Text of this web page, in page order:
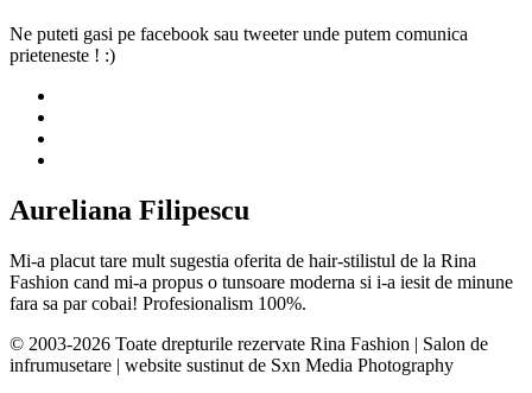
Ne puteti gasi pe facebook sau tweeter unde putem comunica
prieteneste ! :)
Aureliana Filipescu
Mi-a placut tare mult sugestia oferita de hair-stilistul de la Rina
Fashion cand mi-a propus o tunsoare moderna si i-a iesit de minune
fara sa par cobai! Profesionalism 100%.
© 2003-2026 Toate drepturile rezervate Rina Fashion | Salon de
infrumusetare | website sustinut de Sxn Media Photography